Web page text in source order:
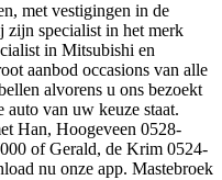
met vestigingen in de
specialist in het merk
in Mitsubishi en
aanbod occasions van alle
alvorens u ons bezoekt
van uw keuze staat.
Han, Hoogeveen 0528-
of Gerald, de Krim 0524-
nu onze app. Mastebroek